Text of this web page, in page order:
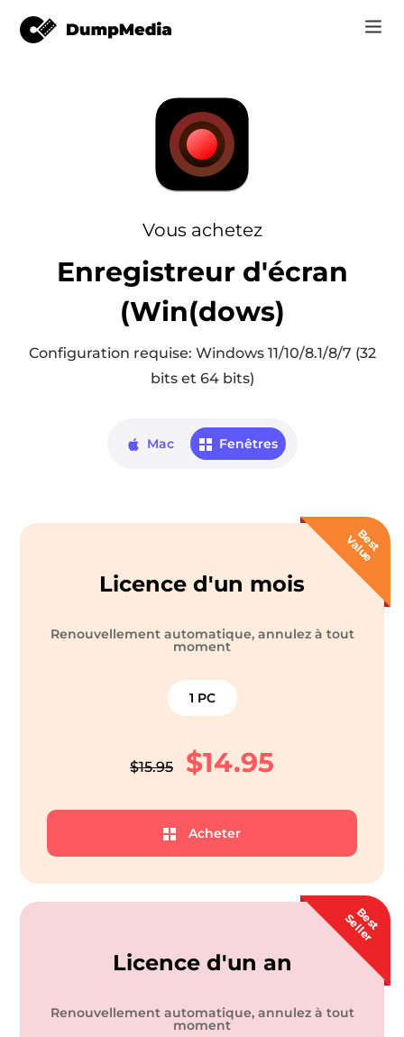
YouTube
YouTube Music à MP3
Amazon Music pour MP3
Comment
Se connecter
S'inscrire
Vous achetez
Enregistreur d'écran
(Win(dows)
Configuration requise: Windows 11/10/8.1/8/7 (32
bits et 64 bits)
Mac Fenêtres
B
e
s
t
V
a
l
u
e
Licence d'un mois
Renouvellement automatique, annulez à tout
moment
1 PC
$15.95 $14.95
Acheter
B
e
s
t
S
e
l
l
e
r
Licence d'un an
Renouvellement automatique, annulez à tout
moment